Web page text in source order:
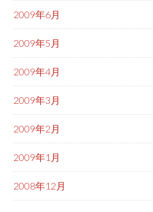
2009年6月
2009年5月
2009年4月
2009年3月
2009年2月
2009年1月
2008年12月